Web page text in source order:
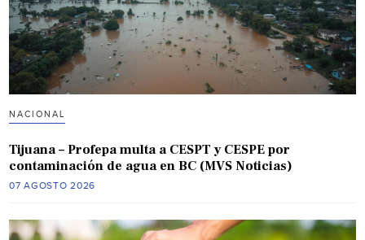
NACIONAL
Tijuana – Profepa multa a CESPT y CESPE por
contaminación de agua en BC (MVS Noticias)
07 AGOSTO 2026